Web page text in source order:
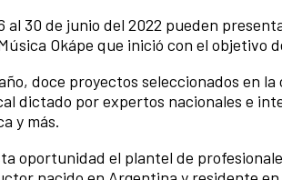
al 30 de junio del 2022 pueden
Okápe que inició con el objetivo
doce proyectos seleccionados en
dictado por expertos nacionales e
y más.
oportunidad el plantel de